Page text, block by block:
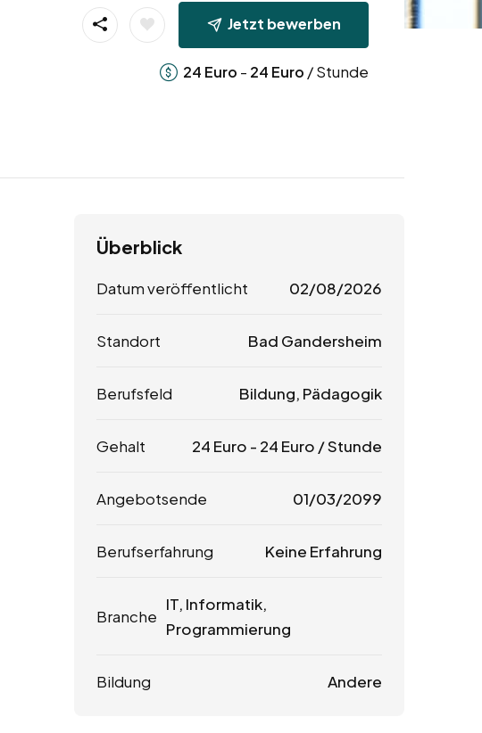
Jetzt bewerben
24 Euro - 24 Euro / Stunde
Überblick
Datum veröffentlicht 02/08/2026
Standort Bad Gandersheim
Berufsfeld Bildung, Pädagogik
Gehalt 24 Euro - 24 Euro / Stunde
Angebotsende 01/03/2099
Berufserfahrung Keine Erfahrung
Branche
IT, Informatik,
Programmierung
Bildung Andere